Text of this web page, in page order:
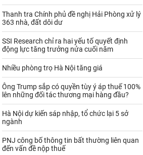
Nhựa - Hạt nhựa
Palladium Phân bón
Rau - Củ -Quả Sắt thép
Sữa
Than Thức ăn chăn nuôi
Thủy hải sản khác Tôm
Vàng
Thanh tra Chính phủ đề nghị Hải Phòng xử lý
363 nhà, đất dôi dư
SSI Research chỉ ra hai yếu tố quyết định
động lực tăng trưởng nửa cuối năm
Nhiều phòng trọ Hà Nội tăng giá
Ông Trump sắp có quyền tùy ý áp thuế 100%
lên những đối tác thương mại hàng đầu?
Hà Nội dự kiến sáp nhập, tổ chức lại 5 sở
ngành
PNJ công bố thông tin bất thường liên quan
đến vấn đề nộp thuế